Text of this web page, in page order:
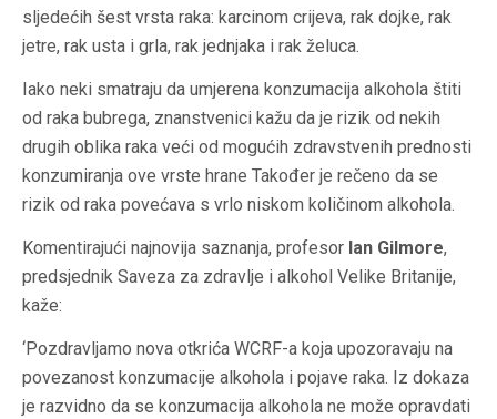
sljedećih šest vrsta raka: karcinom crijeva, rak dojke, rak
jetre, rak usta i grla, rak jednjaka i rak želuca.
Iako neki smatraju da umjerena konzumacija alkohola štiti
od raka bubrega, znanstvenici kažu da je rizik od nekih
drugih oblika raka veći od mogućih zdravstvenih prednosti
konzumiranja ove vrste hrane Također je rečeno da se
rizik od raka povećava s vrlo niskom količinom alkohola.
Komentirajući najnovija saznanja, profesor Ian Gilmore,
predsjednik Saveza za zdravlje i alkohol Velike Britanije,
kaže:
‘Pozdravljamo nova otkrića WCRF-a koja upozoravaju na
povezanost konzumacije alkohola i pojave raka. Iz dokaza
je razvidno da se konzumacija alkohola ne može opravdati